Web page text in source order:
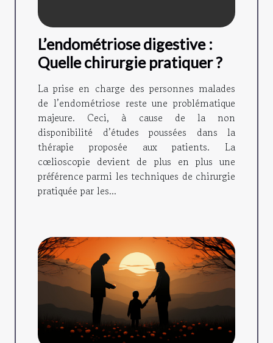
L’endométriose digestive :
Quelle chirurgie pratiquer ?
La prise en charge des personnes malades
de l’endométriose reste une problématique
majeure. Ceci, à cause de la non
disponibilité d’études poussées dans la
thérapie proposée aux patients. La
cœlioscopie devient de plus en plus une
préférence parmi les techniques de chirurgie
pratiquée par les...